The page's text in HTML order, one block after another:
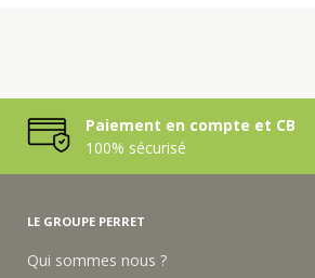
Paiement en compte et CB
100% sécurisé
LE GROUPE PERRET
Qui sommes nous ?